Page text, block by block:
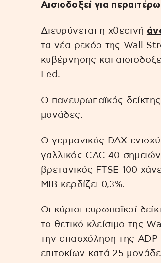
Αισιοδοξεί για
Διευρύνεται η χθεσινή
τα νέα ρεκόρ της Wall
κυβέρνησης και
Fed.
Ο πανευρωπαϊκός
μονάδες.
Ο γερμανικός DAX
γαλλικός CAC 40
βρετανικός FTSE 100
MIB κερδίζει 0,3%.
Οι κύριοι ευρωπαϊκοί
το θετικό κλείσιμο της
την απασχόληση της ADP
επιτοκίων κατά 25